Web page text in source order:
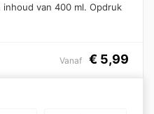
van 400 ml. Opdruk
Vanaf € 5,99